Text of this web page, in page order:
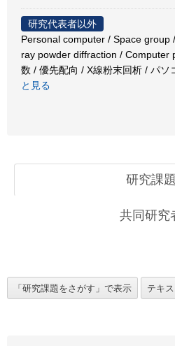
研究代表者以外
Personal computer / Space group
ray powder diffraction / Computer
数 / 優先配向 / X線粉末回析 / パソ
と見る
研究課題
共同研究